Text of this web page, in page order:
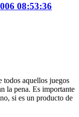
08:53:36
aquellos juegos
la pena. Es importante
si es un producto de